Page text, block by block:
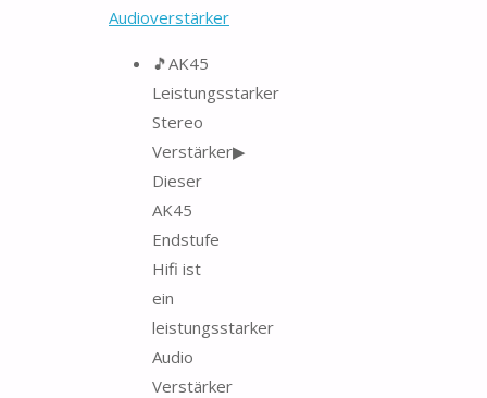
Audioverstärker
🎵AK45
Leistungsstarker
Stereo
Verstärker▶
Dieser
AK45
Endstufe
Hifi ist
ein
leistungsstarker
Audio
Verstärker